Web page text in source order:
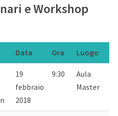
e Workshop
Data Ora
Luogo
Data Ora Luogo
19
febbraio
2018
9:30
Aula
Master